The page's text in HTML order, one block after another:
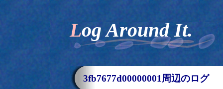
Log Around It.
3fb7677d00000001周辺のログ